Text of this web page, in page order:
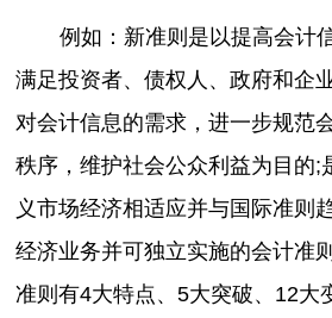
例如：新准则是以提高会计
满足投资者、债权人、政府和企
对会计信息的需求，进一步规范
秩序，维护社会公众利益为目的;
义市场经济相适应并与国际准则
经济业务并可独立实施的会计准
准则有4大特点、5大突破、12大